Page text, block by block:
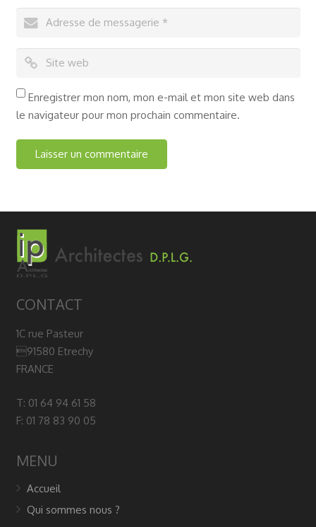
Enregistrer mon nom, mon e-mail et mon site web dans
le navigateur pour mon prochain commentaire.
CONTACT
1C rue Pasteur
91580 Etrechy
FRANCE
T: 01 64 94 61 58
F: 01 78 83 90 05
MENU
Accueil
Qui sommes nous ?